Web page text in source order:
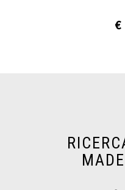
€